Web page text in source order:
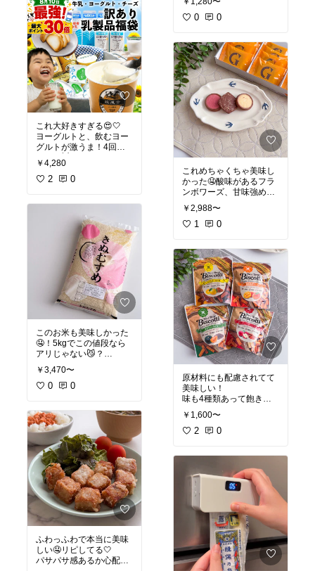
これ大好きすぎる😍🤍
ヨーグルトと、飲むヨー
グルトが激うま！4回目
のリピ😽🤍
期限が3日以上で届くよ
✊🏻
￥4,280
2 0
このお米も美味しかった
🤤！5kgでこの値段なら
#オリジナル写真
￥3,470〜
0 0
ふわっふわで本当に美味
しい🤤リピしてる🤍
パサパサ感あるか心配だ
#オリジナル写真
0 0
これめちゃくちゃ美味し
かった🤤酸味があるフラ
ンボワーズ、甘味強めな
ショコラもあるから、こ
れは大人用！
暑くても溶けないクッキ
#オリジナル写真
￥2,988〜
1 0
原材料にも配慮されてて
美味しい！
味も4種類あって飽きな
#オリジナル写真
￥1,600〜
2 0